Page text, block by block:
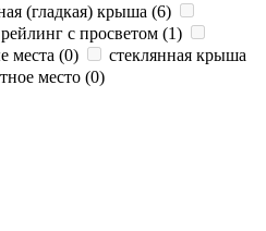
(гладкая) крыша (6)
рейлинг с просветом (1)
места (0)
стеклянная крыша
место (0)